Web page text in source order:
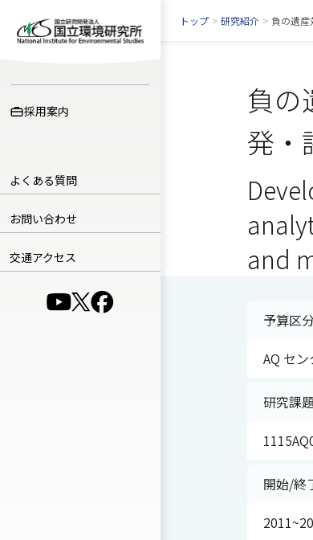
採用案内
よくある質問
お問い合わせ
交通アクセス
（別ウインドウで開きます）
（別ウインドウで開きます）
（別ウインドウで開きます）
トップ > 研究紹介 > 負の遺
負の
発・
and
予算区
AQ セ
研究課
開始/終